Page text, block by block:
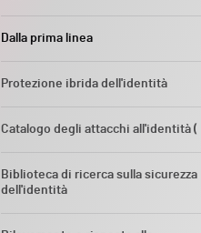
Dalla prima linea
Protezione ibrida dell'identità
Catalogo degli attacchi all'identità (
Biblioteca di ricerca sulla sicurezza
dell'identità